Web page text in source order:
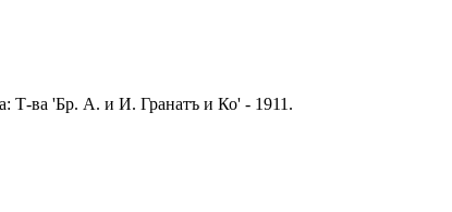
Т-ва 'Бр. А. и И. Гранатъ и Ко' - 1911.